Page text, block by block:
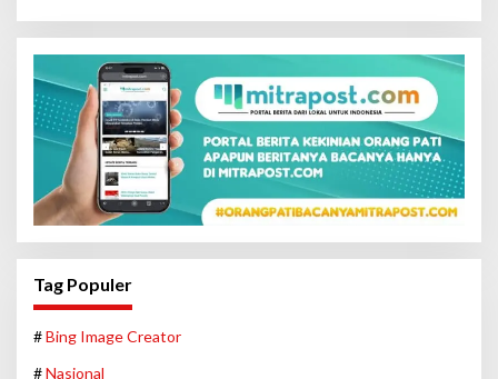
Tag Populer
#Bing Image Creator
#Nasional